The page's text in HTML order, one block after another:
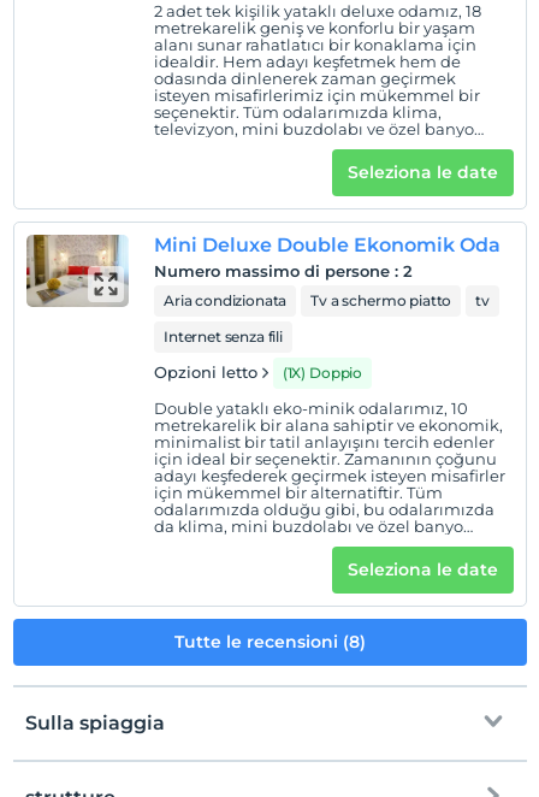
2 adet tek kişilik yataklı deluxe odamız, 18
metrekarelik geniş ve konforlu bir yaşam
alanı sunar rahatlatıcı bir konaklama için
idealdir. Hem adayı keşfetmek hem de
odasında dinlenerek zaman geçirmek
isteyen misafirlerimiz için mükemmel bir
seçenektir. Tüm odalarımızda klima,
televizyon, mini buzdolabı ve özel banyo
Seleziona le date
Mini Deluxe Double Ekonomik Oda
Numero massimo di persone : 2
Aria condizionata Tv a schermo piatto
tv
Internet senza fili
Opzioni letto (1X) Doppio
Double yataklı eko-minik odalarımız, 10
metrekarelik bir alana sahiptir ve ekonomik,
minimalist bir tatil anlayışını tercih edenler
için ideal bir seçenektir. Zamanının çoğunu
adayı keşfederek geçirmek isteyen misafirler
için mükemmel bir alternatiftir. Tüm
odalarımızda olduğu gibi, bu odalarımızda
da klima, mini buzdolabı ve özel banyo
Seleziona le date
Tutte le recensioni (8)
Sulla spiaggia